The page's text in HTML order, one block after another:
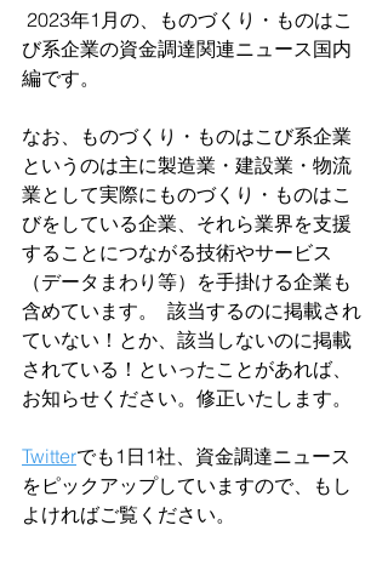
び系企業の資金調達関連ニュース国内
編です。
なお、ものづくり・ものはこび系企業
というのは主に製造業・建設業・物流
業として実際にものづくり・ものはこ
びをしている企業、それら業界を支援
することにつながる技術やサービス
（データまわり等）を手掛ける企業も
含めています。  該当するのに掲載され
ていない！とか、該当しないのに掲載
されている！といったことがあれば、
お知らせください。修正いたします。
Twitterでも1日1社、資金調達ニュース
をピックアップしていますので、もし
よければご覧ください。